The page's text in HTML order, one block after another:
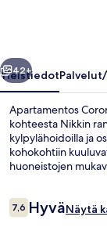
Seuraava
42+
Yleistiedot
Apartamentos
kohteesta Nikkin
kylpylähoidoilla ja
kohokohtiin
huoneistojen
Arvostelut
7,67,6 kautta 10.
HyväNäytä